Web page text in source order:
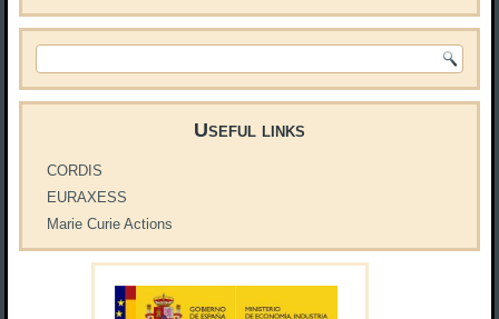
Search form
Useful links
CORDIS
EURAXESS
Marie Curie Actions